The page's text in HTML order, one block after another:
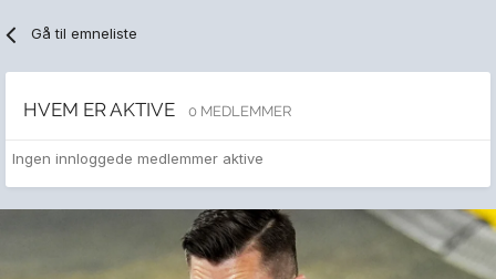
Gå til emneliste
HVEM ER AKTIVE 0 MEDLEMMER
Ingen innloggede medlemmer aktive